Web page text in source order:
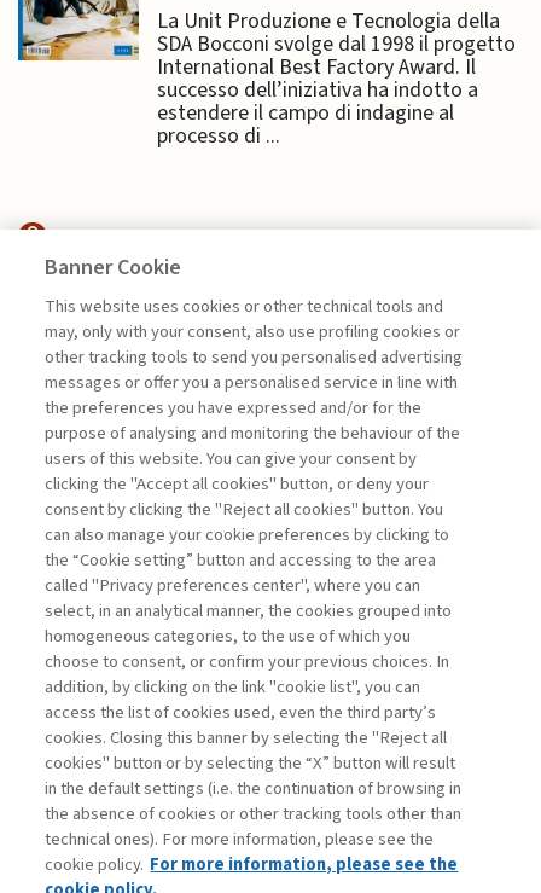
La Unit Produzione e Tecnologia della
SDA Bocconi svolge dal 1998 il progetto
International Best Factory Award. Il
successo dell’iniziativa ha indotto a
estendere il campo di indagine al
processo di ...
MANAGEMENT TIPS
LE STRATEGIE DI RESILIENZA
NELLA PROGETTAZIONE ...
di Pietro De Giovanni, Alberto Grando
La consultazione dei libri è riservata esclusivamente
agli abbonati Premium
Legenda: Accedi Per registrati Per abbonati
Contatti
Abbonamenti
Archivio rubriche
Banner Cookie
This website uses cookies or other technical tools and
may, only with your consent, also use profiling cookies or
other tracking tools to send you personalised advertising
messages or offer you a personalised service in line with
the preferences you have expressed and/or for the
purpose of analysing and monitoring the behaviour of the
users of this website. You can give your consent by
clicking the "Accept all cookies" button, or deny your
consent by clicking the "Reject all cookies" button. You
can also manage your cookie preferences by clicking to
the “Cookie setting” button and accessing to the area
called "Privacy preferences center", where you can
select, in an analytical manner, the cookies grouped into
homogeneous categories, to the use of which you
choose to consent, or confirm your previous choices. In
addition, by clicking on the link "cookie list", you can
access the list of cookies used, even the third party’s
cookies. Closing this banner by selecting the "Reject all
cookies" button or by selecting the “X” button will result
in the default settings (i.e. the continuation of browsing in
the absence of cookies or other tracking tools other than
technical ones). For more information, please see the
cookie policy. For more information, please see the